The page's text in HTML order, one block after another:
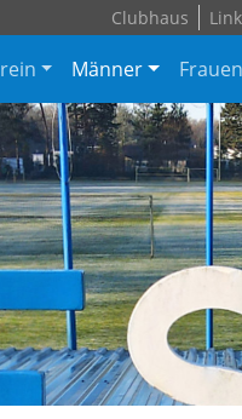
Clubhaus
Männer Frauen